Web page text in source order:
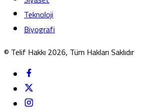
Teknoloji
Biyografi
© Telif Hakkı 2026, Tüm Hakları Saklıdır